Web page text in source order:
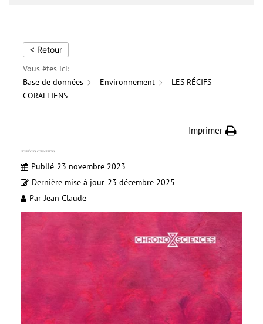
< Retour
Vous êtes ici:
Base de données
Environnement
LES RÉCIFS
CORALLIENS
Imprimer
LES RÉCIFS CORALLIENS
Publié 23 novembre 2023
Dernière mise à jour 23 décembre 2025
Par Jean Claude